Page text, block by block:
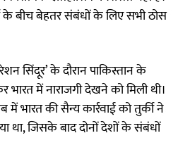
के बीच बेहतर संबंधों के लिए सभी ठोस
सिंदूर’ के दौरान पाकिस्तान के
में नाराजगी देखने को मिली थी।
की सैन्य कार्रवाई को तुर्की ने
था, जिसके बाद दोनों देशों के संबंधों